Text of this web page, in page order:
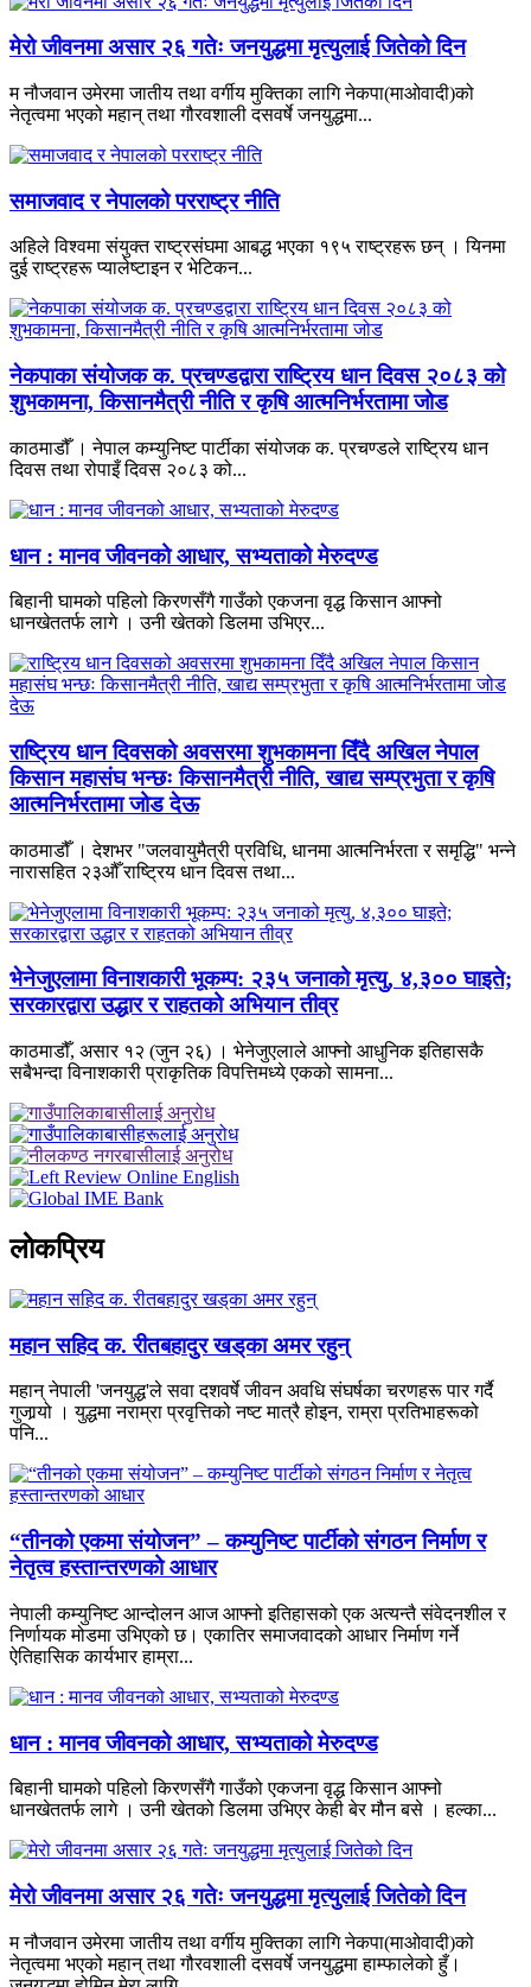
मेरो जीवनमा असार २६ गतेः जनयुद्धमा मृत्युलाई जितेको दिन
म नौजवान उमेरमा जातीय तथा वर्गीय मुक्तिका लागि नेकपा(माओवादी)को
नेतृत्वमा भएको महान् तथा गौरवशाली दसवर्षे जनयुद्धमा...
समाजवाद र नेपालको परराष्ट्र नीति
अहिले विश्वमा संयुक्त राष्ट्रसंघमा आबद्ध भएका १९५ राष्ट्रहरू छन् । यिनमा
दुई राष्ट्रहरू प्यालेष्टाइन र भेटिकन...
नेकपाका संयोजक क. प्रचण्डद्वारा राष्ट्रिय धान दिवस २०८३ को
शुभकामना, किसानमैत्री नीति र कृषि आत्मनिर्भरतामा जोड
काठमाडौँ । नेपाल कम्युनिष्ट पार्टीका संयोजक क. प्रचण्डले राष्ट्रिय धान
दिवस तथा रोपाइँ दिवस २०८३ को...
धान : मानव जीवनको आधार, सभ्यताको मेरुदण्ड
बिहानी घामको पहिलो किरणसँगै गाउँको एकजना वृद्ध किसान आफ्नो
धानखेततर्फ लागे । उनी खेतको डिलमा उभिएर...
राष्ट्रिय धान दिवसको अवसरमा शुभकामना दिँदै अखिल नेपाल
किसान महासंघ भन्छः किसानमैत्री नीति, खाद्य सम्प्रभुता र कृषि
आत्मनिर्भरतामा जोड देऊ
काठमाडौँ । देशभर "जलवायुमैत्री प्रविधि, धानमा आत्मनिर्भरता र समृद्धि" भन्ने
नारासहित २३औँ राष्ट्रिय धान दिवस तथा...
भेनेजुएलामा विनाशकारी भूकम्प: २३५ जनाको मृत्यु, ४,३०० घाइते;
सरकारद्वारा उद्धार र राहतको अभियान तीव्र
काठमाडौँ, असार १२ (जुन २६) । भेनेजुएलाले आफ्नो आधुनिक इतिहासकै
सबैभन्दा विनाशकारी प्राकृतिक विपत्तिमध्ये एकको सामना...
लाेकप्रिय
महान सहिद क. रीतबहादुर खड्‌का अमर रहुन्
महान् नेपाली 'जनयुद्ध'ले सवा दशवर्षे जीवन अवधि संघर्षका चरणहरू पार गर्दै
गुजार्‍यो । युद्धमा नराम्रा प्रवृत्तिको नष्ट मात्रै होइन, राम्रा प्रतिभाहरूको
पनि...
“तीनको एकमा संयोजन” – कम्युनिष्ट पार्टीको संगठन निर्माण र
नेतृत्व हस्तान्तरणको आधार
नेपाली कम्युनिष्ट आन्दोलन आज आफ्नो इतिहासको एक अत्यन्तै संवेदनशील र
निर्णायक मोडमा उभिएको छ। एकातिर समाजवादको आधार निर्माण गर्ने
ऐतिहासिक कार्यभार हाम्रा...
धान : मानव जीवनको आधार, सभ्यताको मेरुदण्ड
बिहानी घामको पहिलो किरणसँगै गाउँको एकजना वृद्ध किसान आफ्नो
धानखेततर्फ लागे । उनी खेतको डिलमा उभिएर केही बेर मौन बसे । हल्का...
मेरो जीवनमा असार २६ गतेः जनयुद्धमा मृत्युलाई जितेको दिन
म नौजवान उमेरमा जातीय तथा वर्गीय मुक्तिका लागि नेकपा(माओवादी)को
नेतृत्वमा भएको महान् तथा गौरवशाली दसवर्षे जनयुद्धमा हाम्फालेको हुँ।